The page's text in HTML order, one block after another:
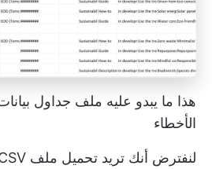
هذا ما يبدو عليه ملف جداول
الأخطاء